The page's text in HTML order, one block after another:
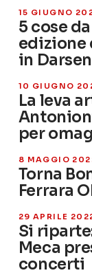
15 GIUGNO
5 cose
edizione
in
10 GIUGNO
La leva
per
8 MAGGIO
Torna
Ferrara
29 APRILE
Si
Meca
concerti